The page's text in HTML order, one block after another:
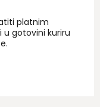
platnim
gotovini kuriru